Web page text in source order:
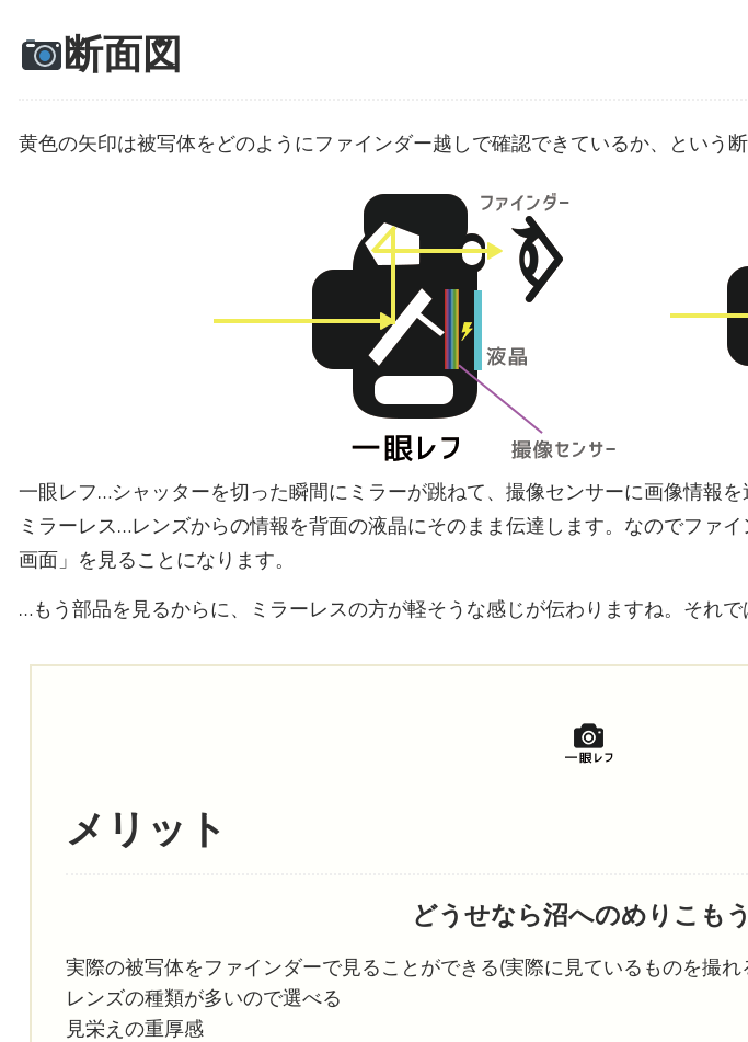
断面図
黄色の矢印は被写体をどのようにファインダー越しで確認できているか、という断
一眼レフ…シャッターを切った瞬間にミラーが跳ねて、撮像センサーに画像情報を
ミラーレス…レンズからの情報を背面の液晶にそのまま伝達します。なのでファ
画面」を見ることになります。
…もう部品を見るからに、ミラーレスの方が軽そうな感じが伝わりますね。それ
メリット
どうせなら沼へのめりこも
実際の被写体をファインダーで見ることができる(実際に見ているものを撮れ
レンズの種類が多いので選べる
見栄えの重厚感